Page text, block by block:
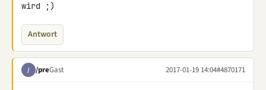
wird ;)
Antwort
/ /preGast 2017-01-19 14:04#4870171